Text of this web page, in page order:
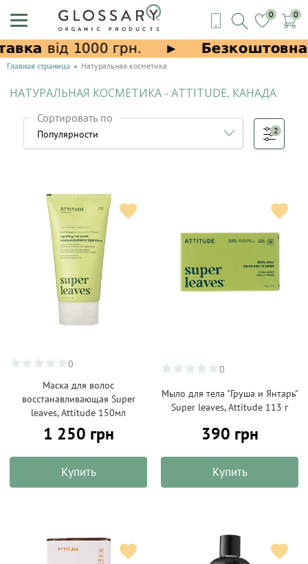
0 0
Главная страница Натуральная косметика
НАТУРАЛЬНАЯ КОСМЕТИКА - ATTITUDE, КАНАДА
Сортировать по
2
0
Маска для волос
восстанавливающая Super
leaves, Attitude 150мл
1 250 грн
Купить
0
Мыло для тела "Груша и Янтарь"
Super leaves, Attitude 113 г
390 грн
Купить